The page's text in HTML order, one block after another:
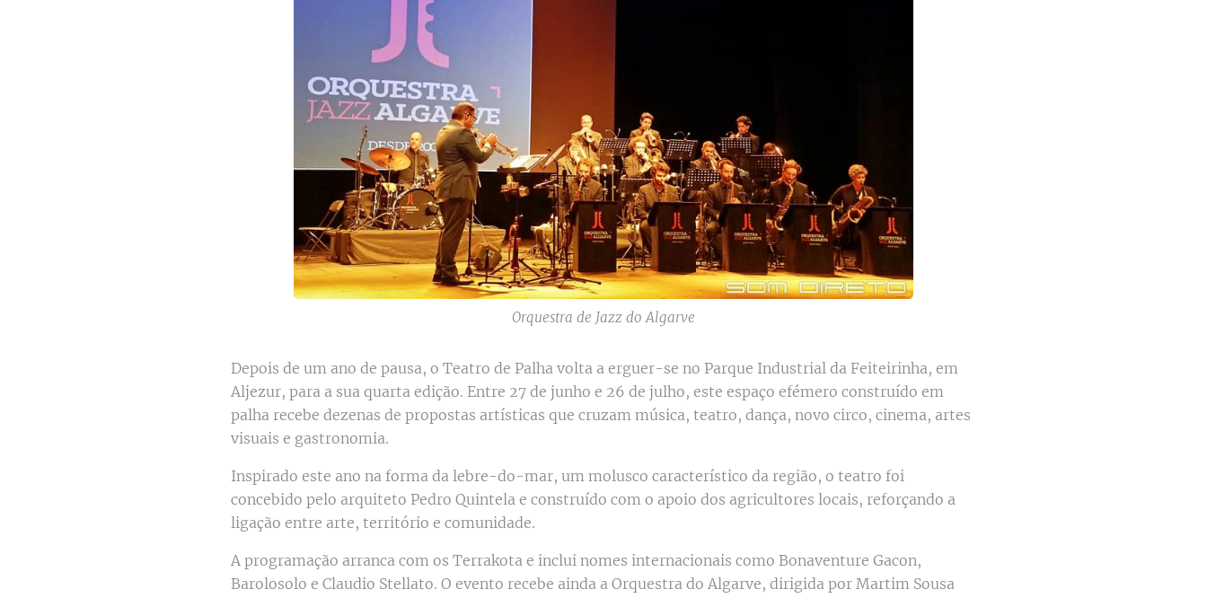
Orquestra de Jazz do Algarve
Depois de um ano de pausa, o Teatro de Palha volta a erguer-se no Parque Industrial da Feiteirinha, em
Aljezur, para a sua quarta edição. Entre 27 de junho e 26 de julho, este espaço efémero construído em
palha recebe dezenas de propostas artísticas que cruzam música, teatro, dança, novo circo, cinema, artes
visuais e gastronomia.
Inspirado este ano na forma da lebre-do-mar, um molusco característico da região, o teatro foi
concebido pelo arquiteto Pedro Quintela e construído com o apoio dos agricultores locais, reforçando a
ligação entre arte, território e comunidade.
A programação arranca com os Terrakota e inclui nomes internacionais como Bonaventure Gacon,
Barolosolo e Claudio Stellato. O evento recebe ainda a Orquestra do Algarve, dirigida por Martim Sousa